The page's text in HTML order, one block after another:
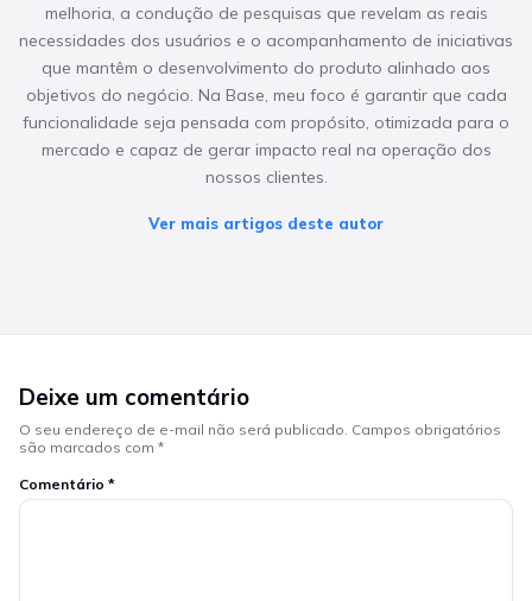
melhoria, a condução de pesquisas que revelam as reais
necessidades dos usuários e o acompanhamento de iniciativas
que mantêm o desenvolvimento do produto alinhado aos
objetivos do negócio. Na Base, meu foco é garantir que cada
funcionalidade seja pensada com propósito, otimizada para o
mercado e capaz de gerar impacto real na operação dos
nossos clientes.
Ver mais artigos deste autor
Deixe um comentário
O seu endereço de e-mail não será publicado. Campos obrigatórios
são marcados com *
Comentário *